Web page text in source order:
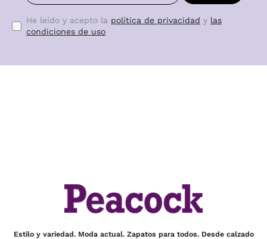
He leído y acepto la política de privacidad y las
condiciones de uso
Estilo y variedad. Moda actual. Zapatos para todos. Desde calzado